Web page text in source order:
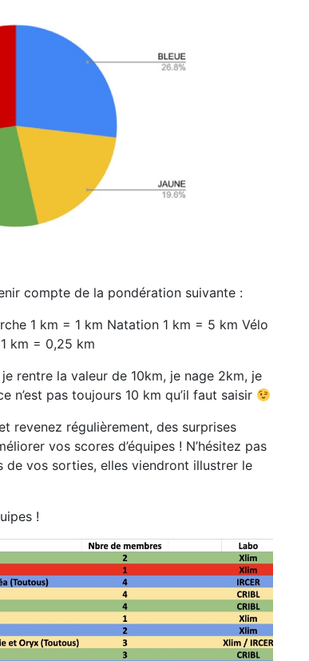
compte de la pondération suivante :
1 km = 1 km Natation 1 km = 5 km Vélo
km = 0,25 km
rentre la valeur de 10km, je nage 2km, je
n’est pas toujours 10 km qu’il faut saisir
revenez régulièrement, des surprises
vos scores d’équipes ! N’hésitez pas
de vos sorties, elles viendront illustrer le
!